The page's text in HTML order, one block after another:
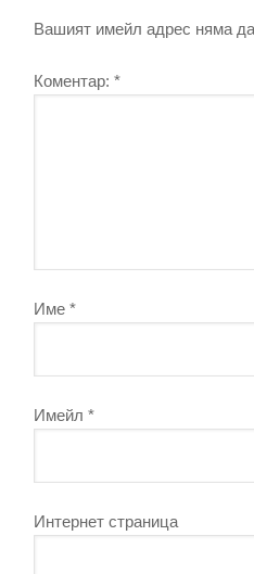
Вашият имейл адрес няма
Коментар: *
Име *
Имейл *
Интернет страница